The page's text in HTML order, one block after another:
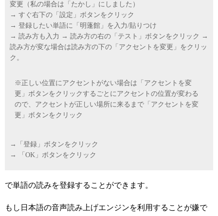
変更（私の場合は「たかし」にしました）
→ すぐ右下の「設定」ボタンをクリック
→ 登録したい単語に「明蓬館」を入力/貼りつけ
→ 読み方も入力 → 読み方の右の「テスト」ボタンをクリック →
読み方が変な場合は読み方の下の「アクセントを変更」をクリッ
ク。
※正しい位置にアクセントがない場合は「アクセントを変
更」ボタンをクリックするごとにアクセントの位置が変わる
ので、アクセントが正しい場所に来るまで「アクセントを変
更」ボタンをクリック
→「登録」ボタンをクリック
→ 「OK」ボタンをクリック
で単語の読みを登録することができます。
もし日本語の音声読み上げエンジンを利用することが嫌で